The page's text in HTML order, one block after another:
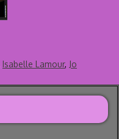
Isabelle Lamour, Jo